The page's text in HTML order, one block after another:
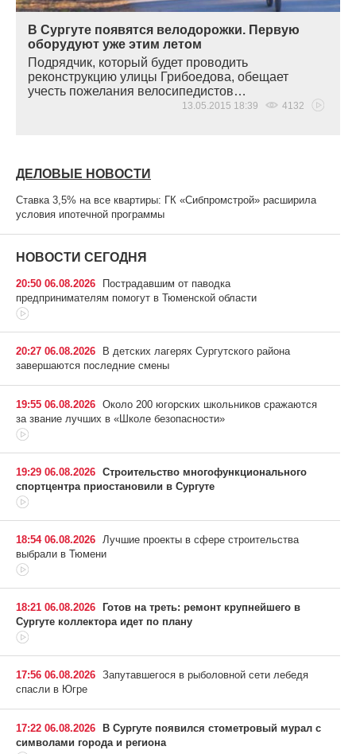
В Сургуте появятся велодорожки. Первую
оборудуют уже этим летом
Подрядчик, который будет проводить
реконструкцию улицы Грибоедова, обещает
учесть пожелания велосипедистов…
13.05.2015 18:39 4132
ДЕЛОВЫЕ НОВОСТИ
Ставка 3,5% на все квартиры: ГК «Сибпромстрой» расширила
условия ипотечной программы
НОВОСТИ СЕГОДНЯ
20:50 06.08.2026
Пострадавшим от паводка
предпринимателям помогут в Тюменской области
20:27 06.08.2026
В детских лагерях Сургутского района
завершаются последние смены
19:55 06.08.2026 Около 200 югорских школьников сражаются
за звание лучших в «Школе безопасности»
19:29 06.08.2026 Строительство многофункционального
спортцентра приостановили в Сургуте
18:54 06.08.2026
Лучшие проекты в сфере строительства
выбрали в Тюмени
18:21 06.08.2026 Готов на треть: ремонт крупнейшего в
Сургуте коллектора идет по плану
17:56 06.08.2026 Запутавшегося в рыболовной сети лебедя
спасли в Югре
17:22 06.08.2026 В Сургуте появился стометровый мурал с
символами города и региона